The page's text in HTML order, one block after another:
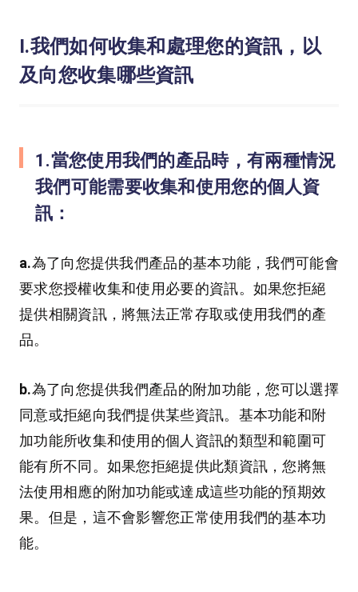
Ⅰ.我們如何收集和處理您的資訊，以
及向您收集哪些資訊
1.當您使用我們的產品時，有兩種情況
我們可能需要收集和使用您的個人資
訊：
a.為了向您提供我們產品的基本功能，我們可能會
要求您授權收集和使用必要的資訊。如果您拒絕
提供相關資訊，將無法正常存取或使用我們的產
品。
b.為了向您提供我們產品的附加功能，您可以選擇
同意或拒絕向我們提供某些資訊。基本功能和附
加功能所收集和使用的個人資訊的類型和範圍可
能有所不同。如果您拒絕提供此類資訊，您將無
法使用相應的附加功能或達成這些功能的預期效
果。但是，這不會影響您正常使用我們的基本功
能。